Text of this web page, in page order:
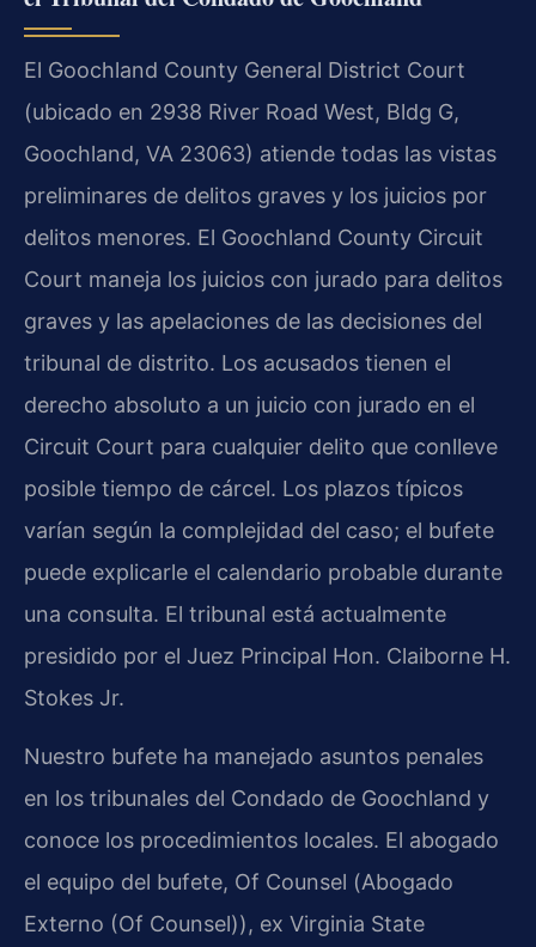
El Goochland County General District Court
(ubicado en 2938 River Road West, Bldg G,
Goochland, VA 23063) atiende todas las vistas
preliminares de delitos graves y los juicios por
delitos menores. El Goochland County Circuit
Court maneja los juicios con jurado para delitos
graves y las apelaciones de las decisiones del
tribunal de distrito. Los acusados tienen el
derecho absoluto a un juicio con jurado en el
Circuit Court para cualquier delito que conlleve
posible tiempo de cárcel. Los plazos típicos
varían según la complejidad del caso; el bufete
puede explicarle el calendario probable durante
una consulta. El tribunal está actualmente
presidido por el Juez Principal Hon. Claiborne H.
Stokes Jr.
Nuestro bufete ha manejado asuntos penales
en los tribunales del Condado de Goochland y
conoce los procedimientos locales. El abogado
el equipo del bufete, Of Counsel (Abogado
Externo (Of Counsel)), ex Virginia State